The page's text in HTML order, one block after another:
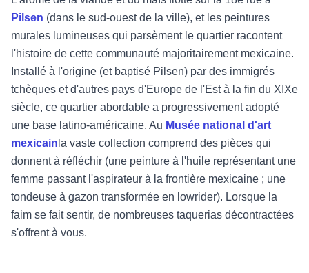
Pilsen (dans le sud-ouest de la ville), et les peintures
murales lumineuses qui parsèment le quartier racontent
l'histoire de cette communauté majoritairement mexicaine.
Installé à l'origine (et baptisé Pilsen) par des immigrés
tchèques et d'autres pays d'Europe de l'Est à la fin du XIXe
siècle, ce quartier abordable a progressivement adopté
une base latino-américaine. Au Musée national d'art
mexicain la vaste collection comprend des pièces qui
donnent à réfléchir (une peinture à l'huile représentant une
femme passant l'aspirateur à la frontière mexicaine ; une
tondeuse à gazon transformée en lowrider). Lorsque la
faim se fait sentir, de nombreuses taquerias décontractées
s'offrent à vous.